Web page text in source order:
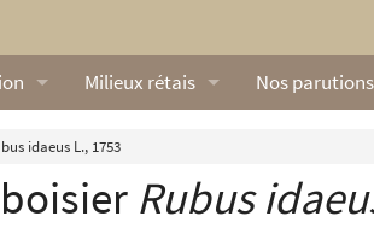
nous ?
Milieux rétais
Lexique
Galerie rétaise
Nos parutions
L’Œillet des
idaeus L., 1753
Rubus